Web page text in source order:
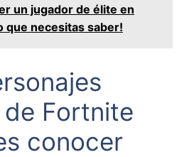
un jugador de élite en
que necesitas saber!
Fortnite
conocer